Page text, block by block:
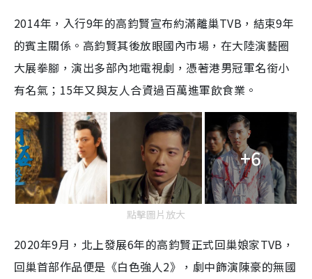
2014年，入行9年的高鈞賢宣布約滿離巢TVB，結束9年
的賓主關係。高鈞賢其後放眼國內市場，在大陸演藝圈
大展拳腳，演出多部內地電視劇，憑著港男冠軍名銜小
有名氣；15年又與友人合資過百萬進軍飲食業。
+6
點擊圖片放大
2020年9月，北上發展6年的高鈞賢正式回巢娘家TVB，
回巢首部作品便是《白色強人2》，劇中飾演陳豪的無國